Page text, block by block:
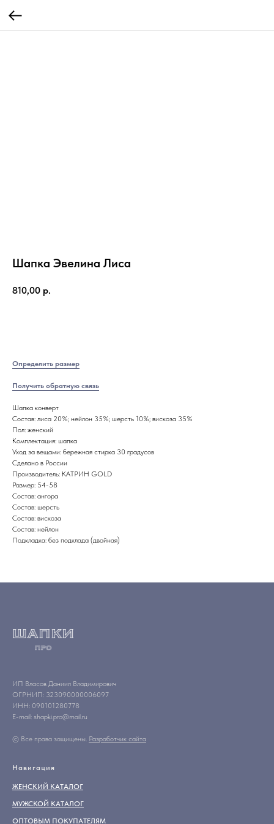
Шапка Эвелина Лиса
810,00 р.
Определить размер
Получить обратную связь
Шапка конверт
Состав: лиса 20%; нейлон 35%; шерсть 10%; вискоза 35%
Пол: женский
Комплектация: шапка
Уход за вещами: бережная стирка 30 градусов
Сделано в России
Производитель: КАТРИН GOLD
Размер: 54-58
Состав: ангора
Состав: шерсть
Состав: вискоза
Состав: нейлон
Подкладка: без подклада (двойная)
ИП Власов Даниил Владимирович
ОГРНИП: 323090000006097
ИНН: 090101280778
E-mail: shapki.pro@mail.ru
© Все права защищены. Разработчик сайта
Навигация
ЖЕНСКИЙ КАТАЛОГ
МУЖСКОЙ КАТАЛОГ
ОПТОВЫМ ПОКУПАТЕЛЯМ